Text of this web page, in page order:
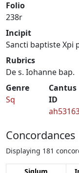
Folio
238r
Incipit
Sancti baptiste Xpi
Rubrics
De s. Iohanne bap.
Genre
Sq
Cantus
ID
Concordances
Displaying 181